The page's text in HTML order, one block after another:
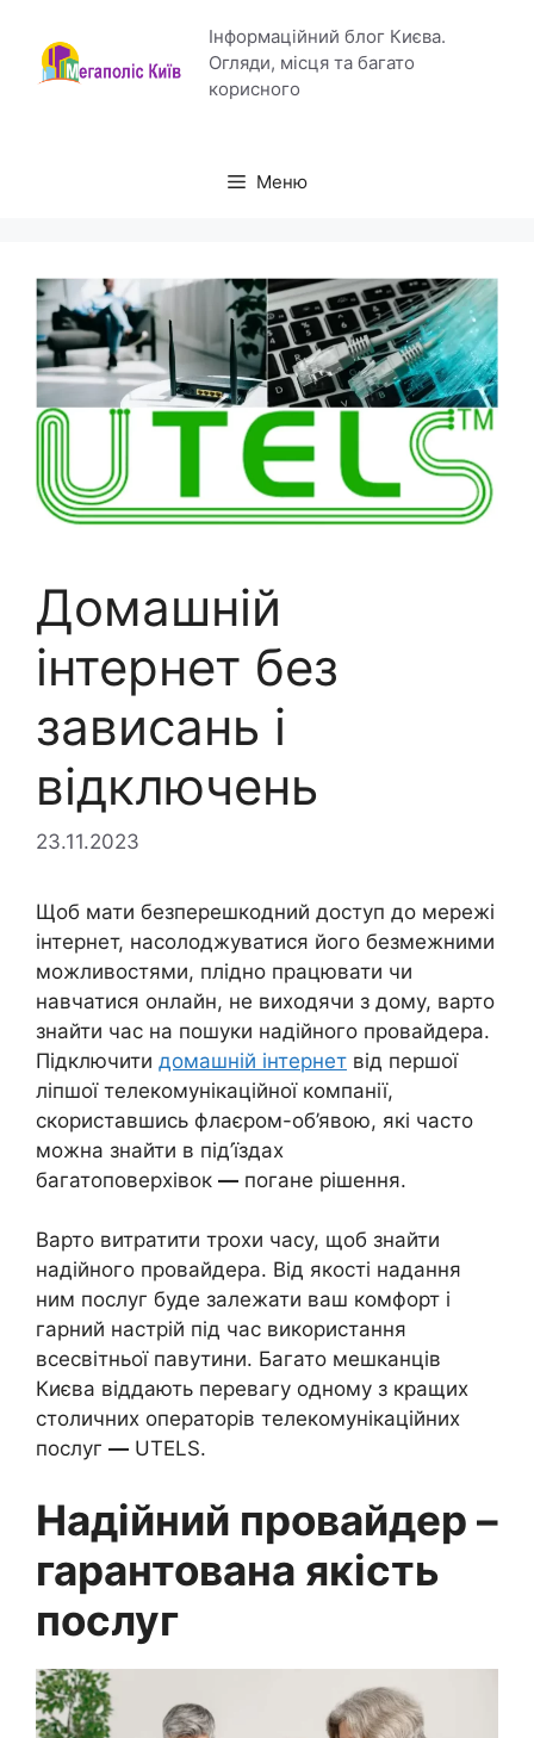
вмісту
Інформаційний блог Києва.
Огляди, місця та багато
корисного
Меню
Домашній
інтернет без
зависань і
відключень
23.11.2023
Щоб мати безперешкодний доступ до мережі
інтернет, насолоджуватися його безмежними
можливостями, плідно працювати чи
навчатися онлайн, не виходячи з дому, варто
знайти час на пошуки надійного провайдера.
Підключити домашній інтернет від першої
ліпшої телекомунікаційної компанії,
скориставшись флаєром-об’явою, які часто
можна знайти в під’їздах
багатоповерхівок — погане рішення.
Варто витратити трохи часу, щоб знайти
надійного провайдера. Від якості надання
ним послуг буде залежати ваш комфорт і
гарний настрій під час використання
всесвітньої павутини. Багато мешканців
Києва віддають перевагу одному з кращих
столичних операторів телекомунікаційних
послуг — UTELS.
Надійний провайдер –
гарантована якість
послуг